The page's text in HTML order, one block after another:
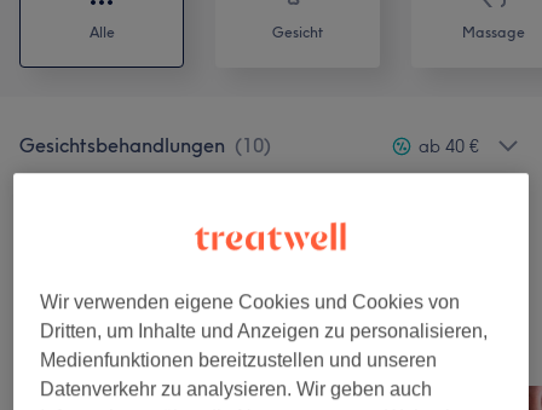
Alle Gesicht Massage
Gesichtsbehandlungen (10) ab 40 €
Unsere Arbeit
Bild anklicken für weitere Details
Wir verwenden eigene Cookies und Cookies von
Dritten, um Inhalte und Anzeigen zu personalisieren,
Medienfunktionen bereitzustellen und unseren
Datenverkehr zu analysieren. Wir geben auch